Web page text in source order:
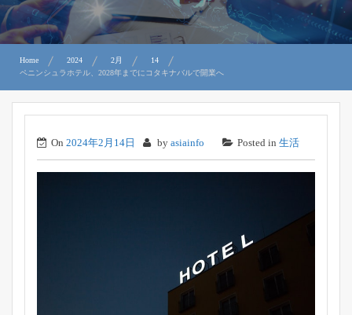
Home 2024 2月
14
ペニンシュラホテル、2028年までにコタキナバルで開業へ
On 2024年2月14日 by asiainfo Posted in 生活